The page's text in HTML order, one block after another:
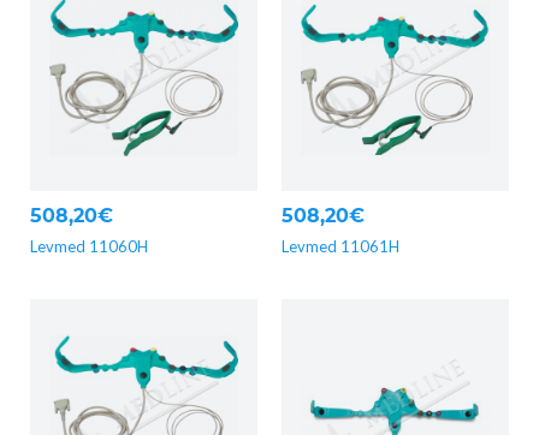
508,20€
Levmed 11060H
508,20€
Levmed 11061H